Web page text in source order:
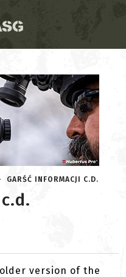
GARŚĆ INFORMACJI C.D.
version of the